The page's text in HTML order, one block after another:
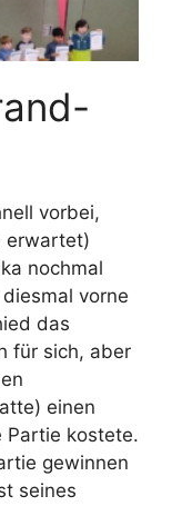
vorbei,
erwartet)
nochmal
diesmal vorne
das
für sich, aber
einen
Partie kostete.
gewinnen
seines